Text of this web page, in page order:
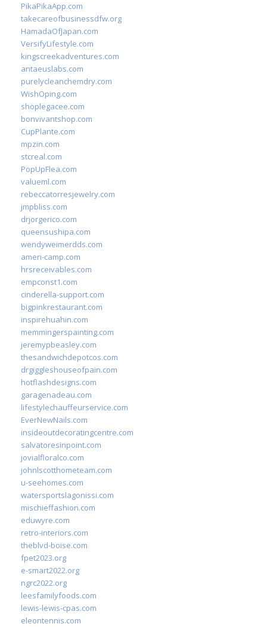
PikaPikaApp.com
takecareofbusinessdfw.org
HamadaOfJapan.com
VersifyLifestyle.com
kingscreekadventures.com
antaeuslabs.com
purelycleanchemdry.com
WishOping.com
shoplegacee.com
bonvivantshop.com
CupPlante.com
mpzin.com
stcreal.com
PopUpFlea.com
valueml.com
rebeccatorresjewelry.com
jmpbliss.com
drjorgerico.com
queensushipa.com
wendyweimerdds.com
ameri-camp.com
hrsreceivables.com
empconst1.com
cinderella-support.com
bigpinkrestaurant.com
inspirehuahin.com
memmingerspainting.com
jeremypbeasley.com
thesandwichdepotcos.com
drgiggleshouseofpain.com
hotflashdesigns.com
garagenadeau.com
lifestylechauffeurservice.com
EverNewNails.com
insideoutdecoratingcentre.com
salvatoresinpoint.com
jovialfloralco.com
johnlscotthometeam.com
u-seehomes.com
watersportslagonissi.com
mischieffashion.com
eduwyre.com
retro-interiors.com
theblvd-boise.com
fpet2023.org
e-smart2022.org
ngrc2022.org
leesfamilyfoods.com
lewis-lewis-cpas.com
eleontennis.com